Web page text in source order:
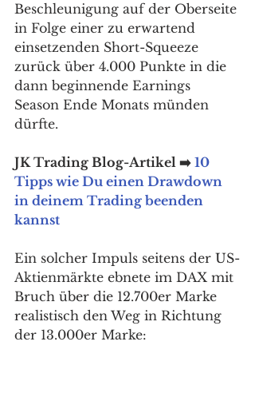
Beschleunigung auf der Oberseite
in Folge einer zu erwartend
einsetzenden Short-Squeeze
zurück über 4.000 Punkte in die
dann beginnende Earnings
Season Ende Monats münden
dürfte.
JK Trading Blog-Artikel ➡️ 10
Tipps wie Du einen Drawdown
in deinem Trading beenden
kannst
Ein solcher Impuls seitens der US-
Aktienmärkte ebnete im DAX mit
Bruch über die 12.700er Marke
realistisch den Weg in Richtung
der 13.000er Marke: